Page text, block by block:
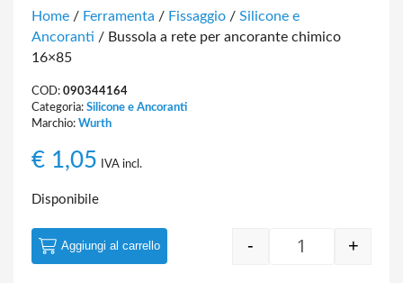
Home / Ferramenta / Fissaggio / Silicone e
Ancoranti / Bussola a rete per ancorante chimico
16×85
COD: 090344164
Categoria: Silicone e Ancoranti
Marchio: Wurth
€ 1,05 IVA incl.
Disponibile
Bussola a rete
- +
Aggiungi al carrello